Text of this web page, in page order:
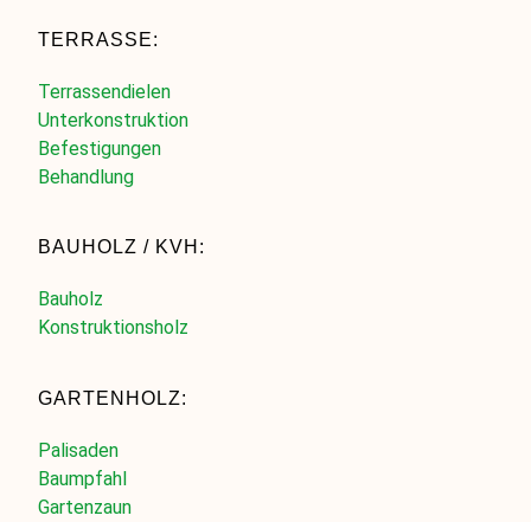
TERRASSE:
Terrassendielen
Unterkonstruktion
Befestigungen
Behandlung
BAUHOLZ / KVH:
Bauholz
Konstruktionsholz
GARTENHOLZ:
Palisaden
Baumpfahl
Gartenzaun